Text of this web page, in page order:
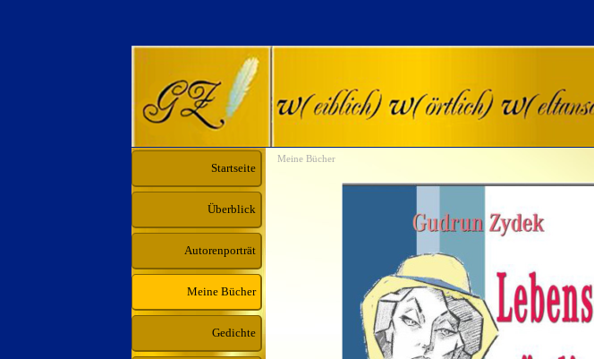
Startseite
Überblick
Autorenporträt
Meine Bücher
Gedichte
Meine Bücher